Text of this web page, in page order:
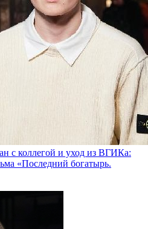
с коллегой и уход из ВГИКа:
«Последний богатырь.